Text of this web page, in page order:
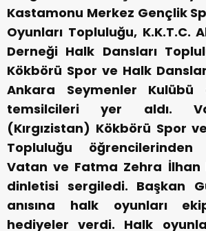
Kastamonu Merkez Gençlik
Oyunları Topluluğu, K.K.T.C.
Derneği Halk Dansları
Kökbörü Spor ve Halk
Ankara Seymenler Kulübü
temsilcileri yer aldı.
(Kırgızistan) Kökbörü Spor
Topluluğu öğrencilerinden
Vatan ve Fatma Zehra İlhan
dinletisi sergiledi. Başkan
anısına halk oyunları
hediyeler verdi. Halk